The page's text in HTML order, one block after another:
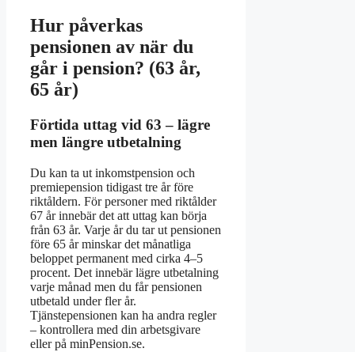
Hur påverkas
pensionen av när du
går i pension? (63 år,
65 år)
Förtida uttag vid 63 – lägre
men längre utbetalning
Du kan ta ut inkomstpension och
premiepension tidigast tre år före
riktåldern. För personer med riktålder
67 år innebär det att uttag kan börja
från 63 år. Varje år du tar ut pensionen
före 65 år minskar det månatliga
beloppet permanent med cirka 4–5
procent. Det innebär lägre utbetalning
varje månad men du får pensionen
utbetald under fler år.
Tjänstepensionen kan ha andra regler
– kontrollera med din arbetsgivare
eller på minPension.se.